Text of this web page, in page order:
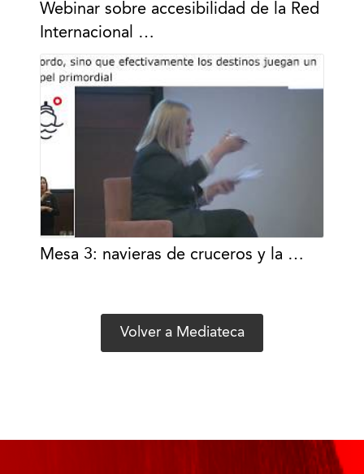
Webinar sobre accesibilidad de la Red
Internacional …
Mesa 3: navieras de cruceros y la …
Volver a Mediateca